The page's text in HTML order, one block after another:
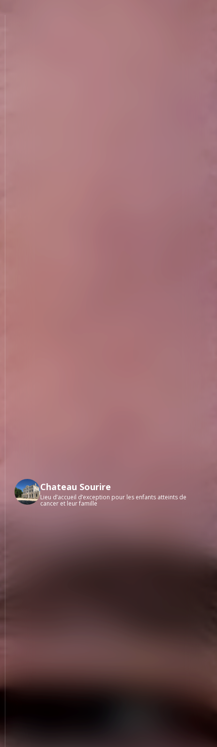
Chateau Sourire
Lieu d’accueil d’exception pour les enfants atteints de
cancer et leur famille